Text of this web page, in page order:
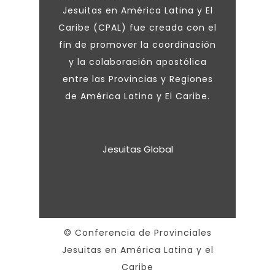
Jesuitas en América Latina y El
Caribe (CPAL) fue creada con el
fin de promover la coordinación
y la colaboración apostólica
entre las Provincias y Regiones
de América Latina y El Caribe.
Jesuitas Global
© Conferencia de Provinciales
Jesuitas en América Latina y el
Caribe